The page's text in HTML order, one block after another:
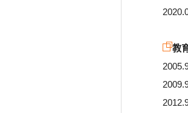
教